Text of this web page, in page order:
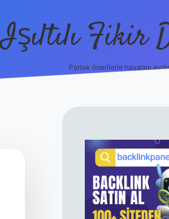
Işıltılı Fikir
Parlak önerilerle hayatını